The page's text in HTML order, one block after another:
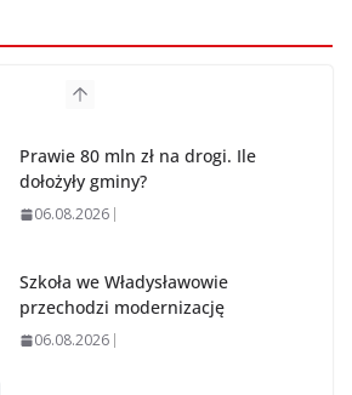
Prawie 80 mln zł na drogi. Ile
dołożyły gminy?
06.08.2026
Szkoła we Władysławowie
przechodzi modernizację
06.08.2026